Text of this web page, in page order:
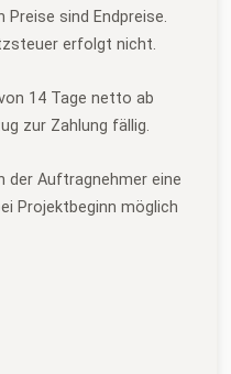
Preise sind Endpreise.
erfolgt nicht.
14 Tage netto ab
zur Zahlung fällig.
der Auftragnehmer eine
Projektbeginn möglich